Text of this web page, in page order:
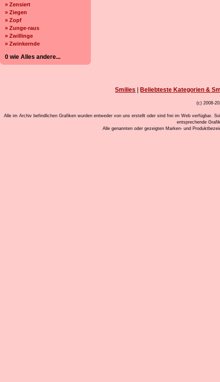
» Zensiert
» Ziegen
» Zopf
» Zunge-raus
» Zwillinge
» Zwinkernde
0 wie Alles andere...
Smilies Beliebteste Kategorien &
(c) 2008-
Alle im Archiv befindlichen Grafiken wurden entweder von uns erstellt oder sind frei im Web verfügbar.
entsprechende
Alle genannten oder gezeigten Marken- und